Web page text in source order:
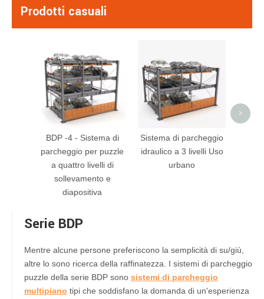
Prodotti casuali
BDP -4 - Sistema di
parcheggio per puzzle
a quattro livelli di
sollevamento e
diapositiva
Sistema di parcheggio
idraulico a 3 livelli Uso
urbano
>
Serie BDP
Mentre alcune persone preferiscono la semplicità di su/giù,
altre lo sono ricerca della raffinatezza. I sistemi di parcheggio
puzzle della serie BDP sono sistemi di parcheggio
multipiano tipi che soddisfano la domanda di un'esperienza